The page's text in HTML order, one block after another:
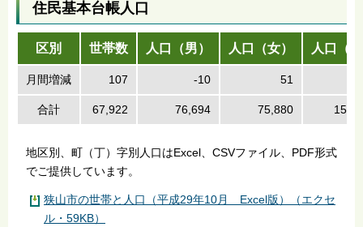
住民基本台帳人口
区別 世帯数 人口（男） 人口（女） 人口（
月間増減 107 -10 51
合計 67,922 76,694 75,880
地区別、町（丁）字別人口はExcel、CSVファイル、PDF形式
でご提供しています。
狭山市の世帯と人口（平成29年10月 Excel版）（エクセ
ル・59KB）